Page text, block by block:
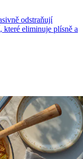
odstraňují
které eliminuje plísně a